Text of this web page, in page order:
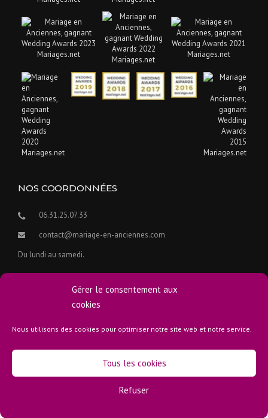
Gérer le consentement aux
cookies
Nous utilisons des cookies pour optimiser notre site web et notre service.
Tous les cookies
Refuser
NOS COORDONNÉES
06.31.25.07.33
contact@mariage-en-anciennes.com
Du lundi au samedi.
Visite des voitures anciennes de location sur rendez-vous.
Bonnes adresses
Secured By miniOrange